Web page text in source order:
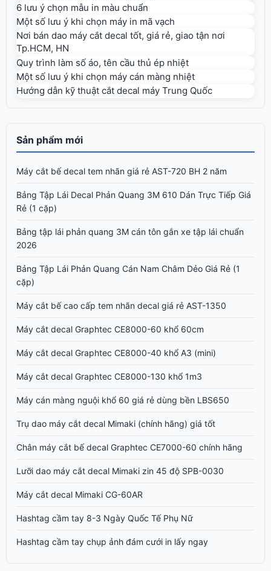
6 lưu ý chọn mẫu in màu chuẩn
Một số lưu ý khi chọn máy in mã vạch
Nơi bán dao máy cắt decal tốt, giá rẻ, giao tận nơi
Tp.HCM, HN
Quy trình làm số áo, tên cầu thủ ép nhiệt
Một số lưu ý khi chọn máy cán màng nhiệt
Hướng dẫn kỹ thuật cắt decal máy Trung Quốc
Sản phẩm mới
Máy cắt bế decal tem nhãn giá rẻ AST-720 BH 2 năm
Bảng Tập Lái Decal Phản Quang 3M 610 Dán Trực Tiếp Giá
Rẻ (1 cặp)
Bảng tập lái phản quang 3M cán tôn gắn xe tập lái chuẩn
2026
Bảng Tập Lái Phản Quang Cán Nam Châm Dẻo Giá Rẻ (1
cặp)
Máy cắt bế cao cấp tem nhãn decal giá rẻ AST-1350
Máy cắt decal Graphtec CE8000-60 khổ 60cm
Máy cắt decal Graphtec CE8000-40 khổ A3 (mini)
Máy cắt decal Graphtec CE8000-130 khổ 1m3
Máy cán màng nguội khổ 60 giá rẻ dùng bền LBS650
Trụ dao máy cắt decal Mimaki (chính hãng) giá tốt
Chân máy cắt bế decal Graphtec CE7000-60 chính hãng
Lưỡi dao máy cắt decal Mimaki zin 45 độ SPB-0030
Máy cắt decal Mimaki CG-60AR
Hashtag cầm tay 8-3 Ngày Quốc Tế Phụ Nữ
Hashtag cầm tay chụp ảnh đám cưới in lấy ngay